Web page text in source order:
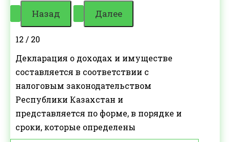
12 / 20
Декларация о доходах и имуществе
составляется в соответствии с
налоговым законодательством
Республики Казахстан и
представляется по форме, в порядке и
сроки, которые определены